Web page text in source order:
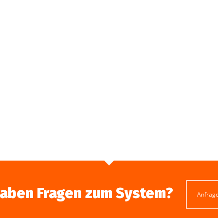
Fragen zum System?